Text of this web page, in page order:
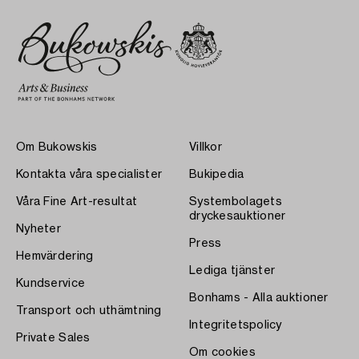
Om Bukowskis
Kontakta våra specialister
Våra Fine Art-resultat
Nyheter
Hemvärdering
Kundservice
Transport och uthämtning
Private Sales
Villkor
Bukipedia
Systembolagets
dryckesauktioner
Press
Lediga tjänster
Bonhams - Alla auktioner
Integritetspolicy
Om cookies